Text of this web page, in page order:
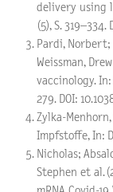
delivery using
(5), S.
Pardi, Norbert;
Weissman,
vaccinology. In:
279. DOI:
Zylka-
Impfstoffe, In:
Nicholas;
Stephen et al.